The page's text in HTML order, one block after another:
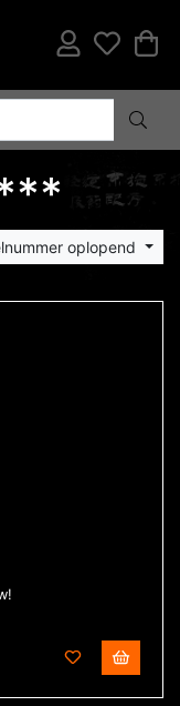
Artikelnummer oplopend